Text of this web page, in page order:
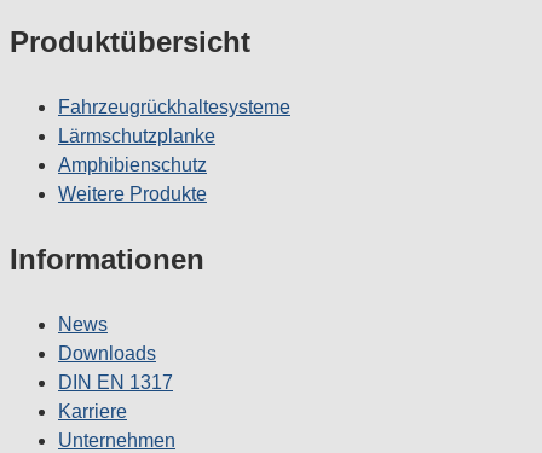
Produktübersicht
Fahrzeugrückhaltesysteme
Lärmschutzplanke
Amphibienschutz
Weitere Produkte
Informationen
News
Downloads
DIN EN 1317
Karriere
Unternehmen